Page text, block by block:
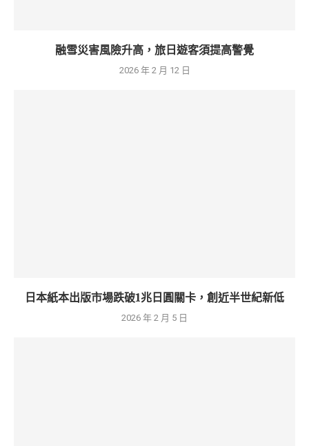
融雪災害風險升高，旅日遊客須提高警覺
2026 年 2 月 12 日
日本紙本出版市場跌破1兆日圓關卡，創近半世紀新低
2026 年 2 月 5 日